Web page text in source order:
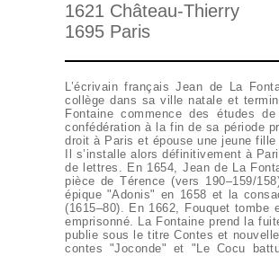
1621 Château-Thierry
1695 Paris
L’écrivain français Jean de La
collège dans sa ville natale et
Fontaine commence des études
confédération à la fin de sa période
droit à Paris et épouse une jeune
Il s’installe alors définitivement à
de lettres. En 1654, Jean de La Fontaine écrit son premier texte, "L’Eunuque",
pièce de Térence (vers 190–159/
épique "Adonis" en 1658 et la
(1615–80). En 1662, Fouquet
emprisonné. La Fontaine prend la
publie sous le titre Contes et
contes "Joconde" et "Le Cocu
séjourne à Paris et est accueilli
Marguerite de Lorrain (1615–72), la
Fontaine se concentre sur son
1668 en deux volumes sous le titre
A partir de 1672, La Fontaine est
veuve d’un banquier. L’auteur a
choix fraîchement paru des Contes et nouvelles est interdit. De 1667 à 1669, le
volume et le cinquième volume
devient membre de l’Académie
scène de la pièce Le Rendez-Vous
1692, il publie une édition complète